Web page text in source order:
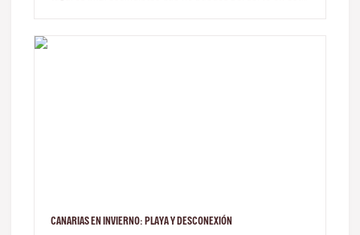
CANARIAS EN INVIERNO: PLAYA Y DESCONEXIÓN